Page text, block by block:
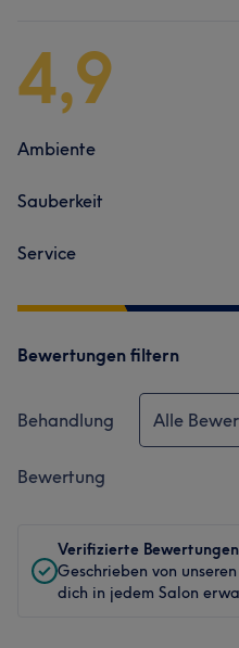
4,9
Ambiente
Sauberkeit
Service
Bewertungen filtern
Behandlung Alle
Bewertung
Verifizierte Bewertungen
Geschrieben von
dich in jedem Salon